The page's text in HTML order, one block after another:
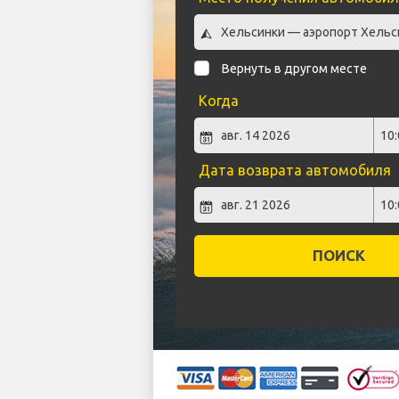
Вернуть в другом месте
Когда
Дата возврата автомобиля
ПОИСК